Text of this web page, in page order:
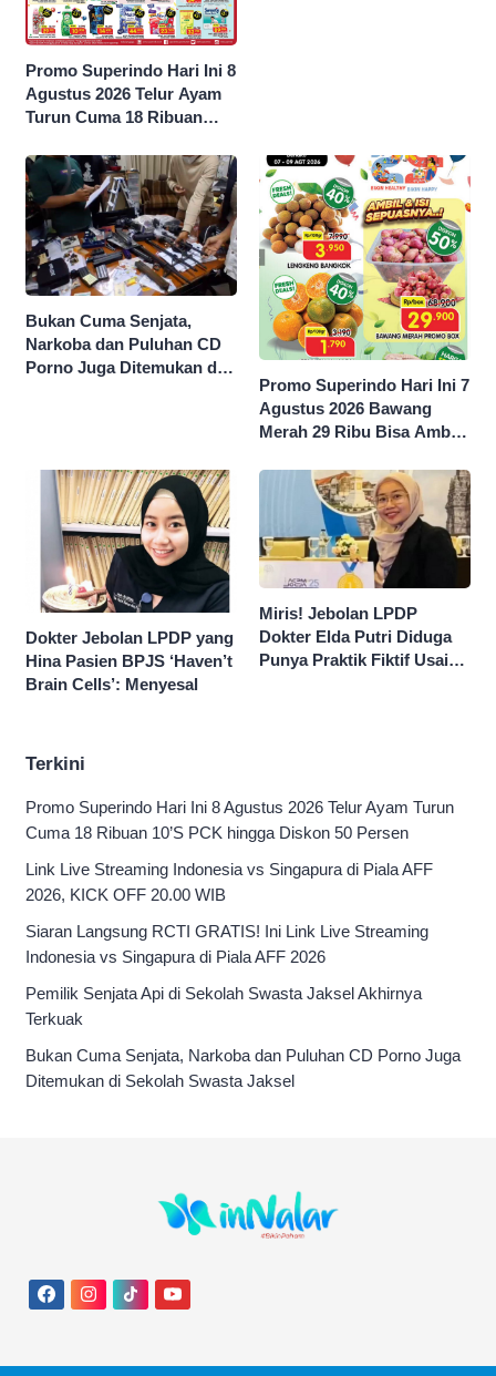
Promo Superindo Hari Ini 8
Agustus 2026 Telur Ayam
Turun Cuma 18 Ribuan
Persen
Bukan Cuma Senjata,
Narkoba dan Puluhan CD
Porno Juga Ditemukan di
Promo Superindo Hari Ini 7
Agustus 2026 Bawang
Merah 29 Ribu Bisa Ambil
50 Persen
Dokter Jebolan LPDP yang
Hina Pasien BPJS ‘Haven’t
Brain Cells’: Menyesal
Miris! Jebolan LPDP
Dokter Elda Putri Diduga
Punya Praktik Fiktif Usai
Terkini
Promo Superindo Hari Ini 8 Agustus 2026 Telur Ayam Turun
Cuma 18 Ribuan 10’S PCK hingga Diskon 50 Persen
Link Live Streaming Indonesia vs Singapura di Piala AFF
2026, KICK OFF 20.00 WIB
Siaran Langsung RCTI GRATIS! Ini Link Live Streaming
Indonesia vs Singapura di Piala AFF 2026
Pemilik Senjata Api di Sekolah Swasta Jaksel Akhirnya
Terkuak
Bukan Cuma Senjata, Narkoba dan Puluhan CD Porno Juga
Ditemukan di Sekolah Swasta Jaksel